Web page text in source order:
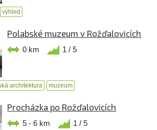
výhled
Polabské muzeum v Rožďalovicích
0 km 1 / 5
architektura muzeum
Procházka po Rožďalovicích
5 - 6 km 1 / 5